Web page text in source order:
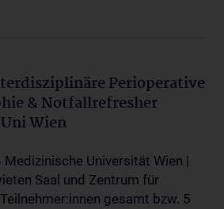
Perioperative
& Notfallrefresher
Wien
Universität Wien |
Saal und Zentrum für
gesamt bzw. 5